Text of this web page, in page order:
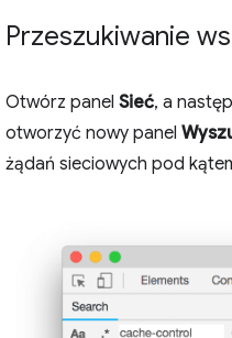
Przeszukiwanie
Otwórz panel Sieć, a
otworzyć nowy panel
żądań sieciowych pod